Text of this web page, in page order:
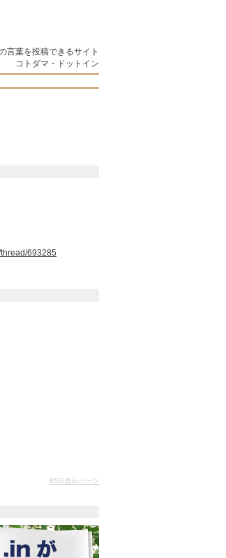
言葉を投稿できるサイト
コトダマ・ドットイン
693285
RSS表示パーツ